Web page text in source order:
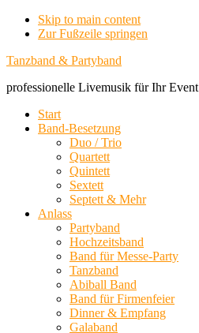
Skip to main content
Zur Fußzeile springen
Tanzband & Partyband
professionelle Livemusik für Ihr Event
Start
Band-Besetzung
Duo / Trio
Quartett
Quintett
Sextett
Septett & Mehr
Anlass
Partyband
Hochzeitsband
Band für Messe-Party
Tanzband
Abiball Band
Band für Firmenfeier
Dinner & Empfang
Galaband